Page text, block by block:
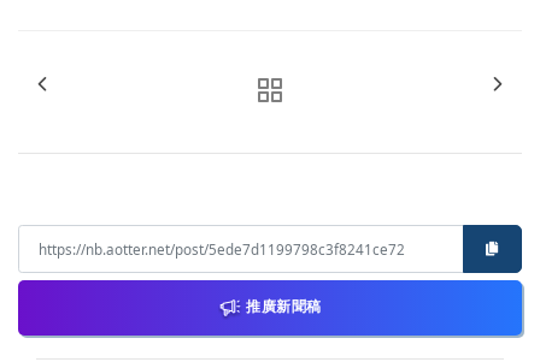
推廣新聞稿